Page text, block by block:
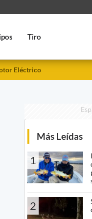
Tiro
Eléctrico
Más Leídas
1
2